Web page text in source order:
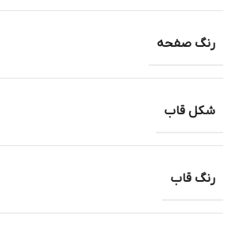
رنگ صفحه
شکل قاب
رنگ قاب